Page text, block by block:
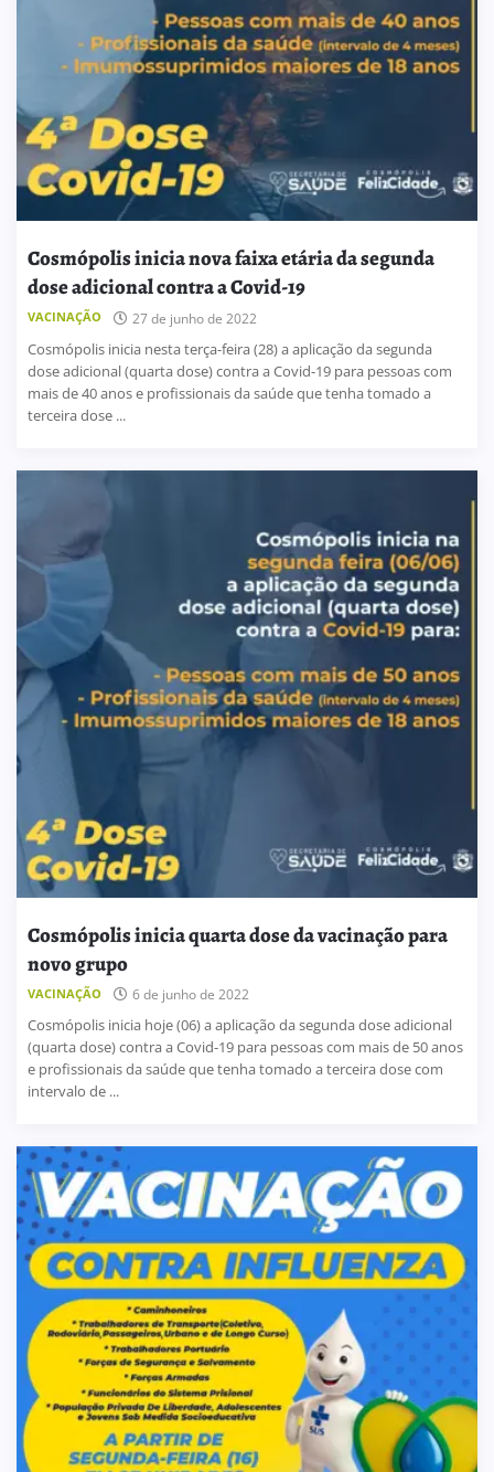
Cosmópolis inicia nova faixa etária da segunda
dose adicional contra a Covid-19
VACINAÇÃO 27 de junho de 2022
Cosmópolis inicia nesta terça-feira (28) a aplicação da segunda
dose adicional (quarta dose) contra a Covid-19 para pessoas com
mais de 40 anos e profissionais da saúde que tenha tomado a
terceira dose ...
Cosmópolis inicia quarta dose da vacinação para
novo grupo
VACINAÇÃO 6 de junho de 2022
Cosmópolis inicia hoje (06) a aplicação da segunda dose adicional
(quarta dose) contra a Covid-19 para pessoas com mais de 50 anos
e profissionais da saúde que tenha tomado a terceira dose com
intervalo de ...